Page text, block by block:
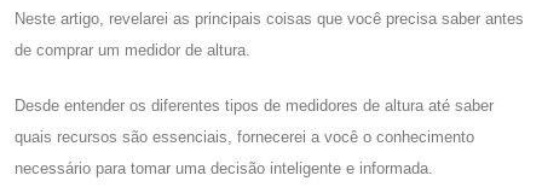
Neste artigo, revelarei as principais coisas que você precisa saber antes
de comprar um medidor de altura.
Desde entender os diferentes tipos de medidores de altura até saber
quais recursos são essenciais, fornecerei a você o conhecimento
necessário para tomar uma decisão inteligente e informada.